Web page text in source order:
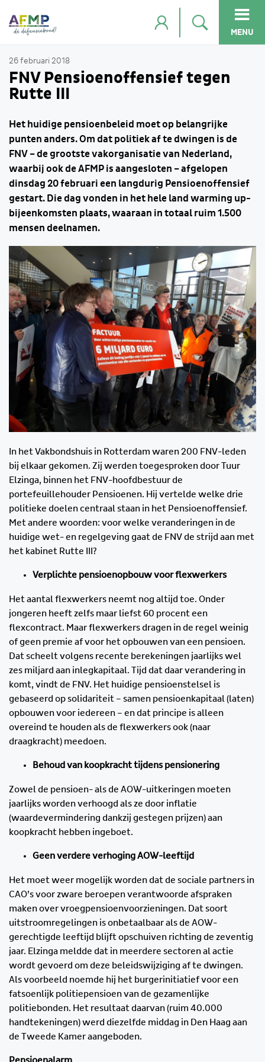
MENU
26 februari 2018
FNV Pensioenoffensief tegen
Rutte III
Het huidige pensioenbeleid moet op belangrijke
punten anders. Om dat politiek af te dwingen is de
FNV – de grootste vakorganisatie van Nederland,
waarbij ook de AFMP is aangesloten – afgelopen
dinsdag 20 februari een langdurig Pensioenoffensief
gestart. Die dag vonden in het hele land warming up-
bijeenkomsten plaats, waaraan in totaal ruim 1.500
mensen deelnamen.
In het Vakbondshuis in Rotterdam waren 200 FNV-leden
bij elkaar gekomen. Zij werden toegesproken door Tuur
Elzinga, binnen het FNV-hoofdbestuur de
portefeuillehouder Pensioenen. Hij vertelde welke drie
politieke doelen centraal staan in het Pensioenoffensief.
Met andere woorden: voor welke veranderingen in de
huidige wet- en regelgeving gaat de FNV de strijd aan met
het kabinet Rutte III?
Verplichte pensioenopbouw voor flexwerkers
Het aantal flexwerkers neemt nog altijd toe. Onder
jongeren heeft zelfs maar liefst 60 procent een
flexcontract. Maar flexwerkers dragen in de regel weinig
of geen premie af voor het opbouwen van een pensioen.
Dat scheelt volgens recente berekeningen jaarlijks wel
zes miljard aan inlegkapitaal. Tijd dat daar verandering in
komt, vindt de FNV. Het huidige pensioenstelsel is
gebaseerd op solidariteit – samen pensioenkapitaal (laten)
opbouwen voor iedereen – en dat principe is alleen
overeind te houden als de flexwerkers ook (naar
draagkracht) meedoen.
Behoud van koopkracht tijdens pensionering
Zowel de pensioen- als de AOW-uitkeringen moeten
jaarlijks worden verhoogd als ze door inflatie
(waardevermindering dankzij gestegen prijzen) aan
koopkracht hebben ingeboet.
Geen verdere verhoging AOW-leeftijd
Het moet weer mogelijk worden dat de sociale partners in
CAO’s voor zware beroepen verantwoorde afspraken
maken over vroegpensioenvoorzieningen. Dat soort
uitstroomregelingen is onbetaalbaar als de AOW-
gerechtigde leeftijd blijft opschuiven richting de zeventig
jaar. Elzinga meldde dat in meerdere sectoren al actie
wordt gevoerd om deze beleidswijziging af te dwingen.
Als voorbeeld noemde hij het burgerinitiatief voor een
fatsoenlijk politiepensioen van de gezamenlijke
politiebonden. Het resultaat daarvan (ruim 40.000
handtekeningen) werd diezelfde middag in Den Haag aan
de Tweede Kamer aangeboden.
Pensioenalarm